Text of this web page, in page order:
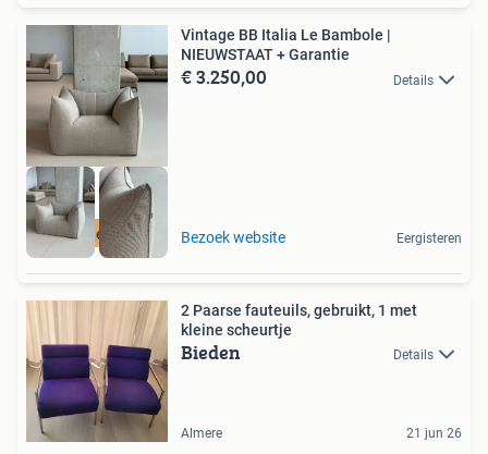
Gratis levering
Vintage BB Italia Le Bambole |
NIEUWSTAAT + Garantie
€ 3.250,00 Details
Bezoek website Eergisteren
2 Paarse fauteuils, gebruikt, 1 met
kleine scheurtje
Bieden Details
Almere 21 jun 26